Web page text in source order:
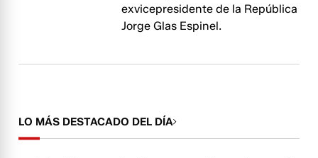
exvicepresidente de la República
Jorge Glas Espinel.
LO MÁS DESTACADO DEL DÍA